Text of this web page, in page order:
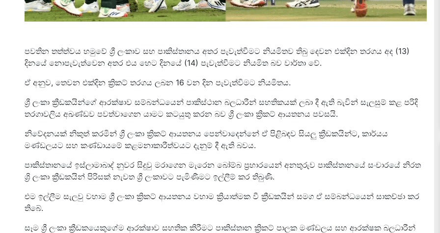
පවතින තත්ත්වය හමුවේ ශ්‍රී ලංකාව සහ පාකිස්තානය අතර පැවැත්වීමට නියමිතව තිබු දෙවන එක්දින තරගය අද (13)
දිනයේ නොපැවැත්වෙන අතර එය හෙට දිනයේ (14) පැවැත්වීමට නියමිත බව වාර්තා වේ.
ඒ අනුව, තෙවන එක්දින ක්‍රිකට් තරගය ලබන 16 වන දින පැවැත්විමට නියමිතය.
ශ්‍රී ලංකා ක්‍රීඩකයින්ගේ ආරක්ෂාව සම්බන්ධයෙන් පාකිස්ථාන බලධාරීන් සහතිකයක් ලබා දී ඇති බැවින් සැලසුම් කළ පරිදි
තරගාවලිය අඛණ්ඩව පවත්වාගෙන යාමට කටයුතු කරන බව ශ්‍රී ලංකා ක්‍රිකට් ආයතනය පවසයි.
නිවේදනයක් නිකුත් කරමින් ශ්‍රී ලංකා ක්‍රිකට් ආයතනය පෙන්වාදෙන්නේ ඒ පිළිබඳව සියලු ක්‍රීඩකයින්ට, කාර්යය
මණ්ඩලයට සහ කණ්ඩායමේ කළමනාකාරීත්වයට දැනුම් දී ඇති බවය.
පාකිස්තානයේ ඉස්ලාමාබාද් නුවර සිදුවු මරාගෙන මැරෙන බෝම්බ ප්‍රහාරයෙන් අනතුරුව පාකිස්තානයේ සංචාරයේ නිරත
ශ්‍රි ලංකා ක්‍රීඩකයින් පිරිසක් නැවත ශ්‍රී ලංකාවට පැමිණීමට ඉල්ලීම් කර තිබුණි.
එම ඉල්ලීම සැලවු වහාම ශ්‍රී ලංකා ක්‍රිකට් ආයතනය වහාම ක්‍රියාත්මක වී ක්‍රීඩකයින් සමග ඒ සම්බන්ධයෙන් සාකච්ඡා කර
තිබේ.
සෑම ශ්‍රී ලංකා ක්‍රීඩකයෙකුගේම ආරක්ෂාව සහතික කිරීමට පාකිස්තාන ක්‍රිකට් පාලක මණ්ඩලය සහ ආරක්ෂක බලධාරීන්